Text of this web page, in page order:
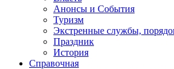
Анонсы и События
Туризм
Экстренные службы,
Праздник
История
Справочная